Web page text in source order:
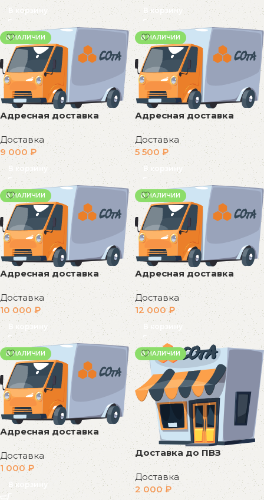
В корзину В корзину
В НАЛИЧИИ
Адресная доставка
Доставка
9 000 ₽
В корзину
В НАЛИЧИИ
Адресная доставка
Доставка
5 500 ₽
В корзину
В НАЛИЧИИ
Адресная доставка
Доставка
10 000₽
В корзину
В НАЛИЧИИ
Адресная доставка
Доставка
12 000₽
В корзину
В НАЛИЧИИ
Адресная доставка
Доставка
1 000₽
В корзину
В НАЛИЧИИ
Доставка до ПВЗ
Доставка
2 000 ₽